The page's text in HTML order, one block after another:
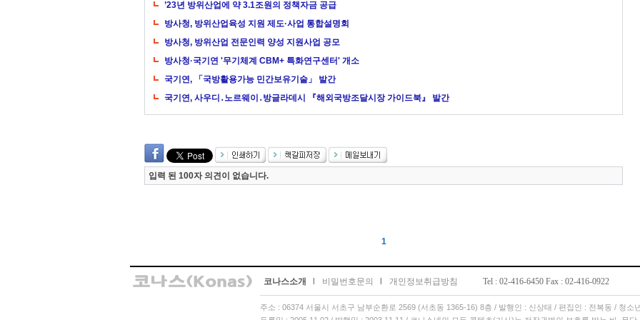
’23년 방위산업에 약 3.1조원의 정책자금 공급
방사청, 방위산업육성 지원 제도·사업 통합설명회
방사청, 방위산업 전문인력 양성 지원사업 공모
방사청·국기연 '무기체계 CBM+ 특화연구센터' 개소
국기연, 「국방활용가능 민간보유기술」 발간
국기연, 사우디․노르웨이․방글라데시 『해외국방조달시장 가이드북』 발간
입력 된 100자 의견이 없습니다.
1
코나스소개 비밀번호문의 개인정보취급방침 Tel : 02-416-6450 Fax : 02-416-0922
주소 : 06374 서울시 서초구 남부순환로 2569 (서초동 1365-16) 8층 / 발행인 : 신상태 / 편집인 : 전복동 / 청소